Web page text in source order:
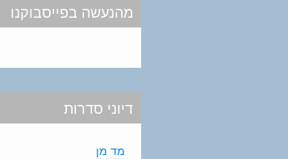
מהנעשה בפייסבוקנו
דיוני סדרות
מד מן